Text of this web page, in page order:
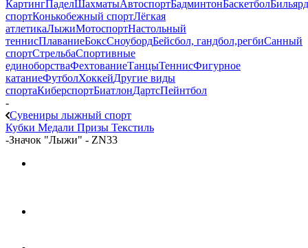
КартингПаделШахматыАвтоспортБадминтонБаскетболБильярд
спортКонькобежный спортЛёгкая
атлетикаЛыжиМотоспортНастольный
теннисПлаваниеБоксСноубордБейсбол, гандбол,регбиСанный
спортСтрельбаСпортивные
единоборстваФехтованиеТанцыТеннисФигурное
катаниеФутболХоккейДругие виды
спортаКиберспортБиатлонДартсПейнтбол
-
Сувениры лыжный спорт
Кубки Медали Призы Текстиль
-Значок "Лыжи" - ZN33